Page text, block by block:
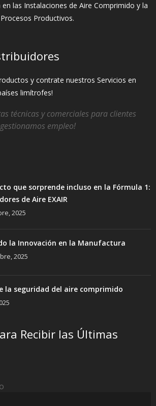
en las Instalaciones de Aire Comprimido y la
Productivos.
y contrate nuestros Servicios en
limítrofes!
técnicas y comerciales para clientes
empleo!
que sorprende incluso en la Fórmula 1:
de Aire EXAIR
2025
la Innovación en la Manufactura
2025
la seguridad del aire comprimido
Recibir las Últimas